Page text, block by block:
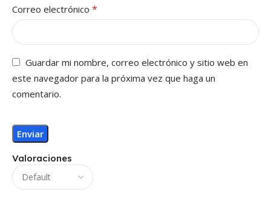
Valoraciones
Correo electrónico *
Guardar mi nombre, correo electrónico y sitio web en
este navegador para la próxima vez que haga un
comentario.